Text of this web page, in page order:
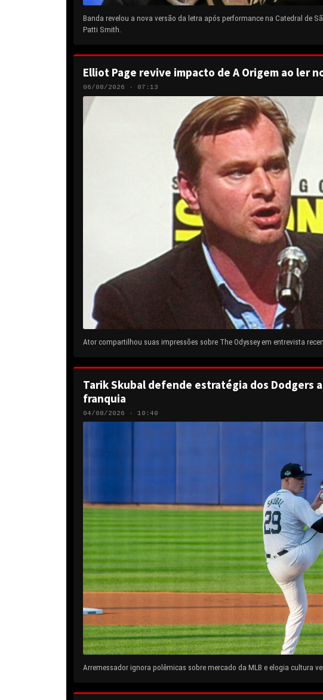
Banda revelou a nova versão da letra após performance na Catedral de
Patti Smith.
Elliot Page revive impacto de A Origem ao ler
06/08/2026 · 07:13
Ator compartilhou suas impressões sobre The Odyssey em entrevista
Tarik Skubal defende estratégia dos Dodgers
franquia
04/08/2026 · 10:40
Arremessador ignora polêmicas sobre mercado da MLB e elogia cultura